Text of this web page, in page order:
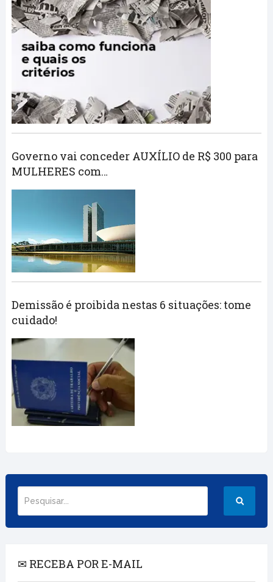
Governo vai conceder AUXÍLIO de R$ 300 para
MULHERES com…
Demissão é proibida nestas 6 situações: tome
cuidado!
✉ RECEBA POR E-MAIL